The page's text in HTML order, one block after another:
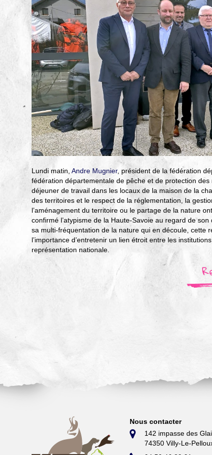
Lundi matin, Andre Mugnier, président de la fédération
fédération départementale de pêche et de protection
déjeuner de travail dans les locaux de la maison de la
des territoires et le respect de la réglementation, la
l’aménagement du territoire ou le partage de la nature
confirmé l’atypisme de la Haute-Savoie au regard de
sa multi-fréquentation de la nature qui en découle, cette
l’importance d’entretenir un lien étroit entre les
représentation nationale.
Nous contacter
142 impasse des
74350 Villy-Le-